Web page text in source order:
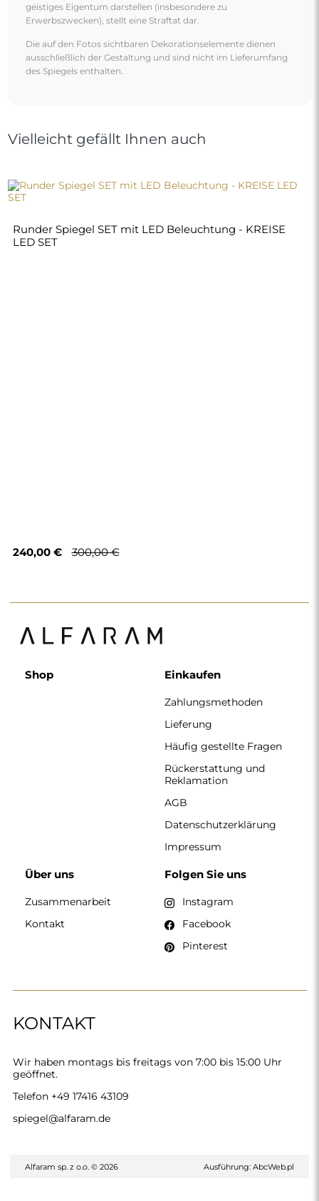
geistiges Eigentum darstellen (insbesondere zu
Erwerbszwecken), stellt eine Straftat dar.
Die auf den Fotos sichtbaren Dekorationselemente dienen
ausschließlich der Gestaltung und sind nicht im Lieferumfang
des Spiegels enthalten.
Vielleicht gefällt Ihnen auch
Runder Spiegel SET mit LED Beleuchtung - KREISE
LED SET
240,00 € 300,00 €
KONTAKT
Wir haben montags bis freitags von 7:00 bis 15:00 Uhr
geöffnet.
Telefon +49 17416 43109
spiegel@alfaram.de
Shop Einkaufen
Zahlungsmethoden
Lieferung
Häufig gestellte Fragen
Rückerstattung und
Reklamation
AGB
Datenschutzerklärung
Impressum
Über uns
Zusammenarbeit
Kontakt
Folgen Sie uns
Instagram
Facebook
Pinterest
Alfaram sp. z o.o. © 2026 Ausführung: AbcWeb.pl